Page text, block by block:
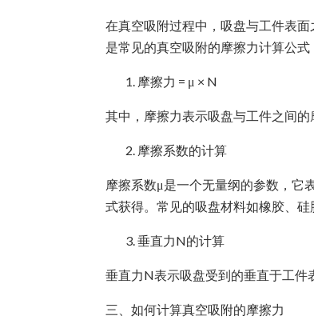
在真空吸附过程中，吸盘与工件表
是常见的真空吸附的摩擦力计算公式
摩擦力 = μ × N
其中，摩擦力表示吸盘与工件之间
摩擦系数的计算
摩擦系数μ是一个无量纲的参数，它
式获得。常见的吸盘材料如橡胶、硅
垂直力N的计算
垂直力N表示吸盘受到的垂直于工件
三、如何计算真空吸附的摩擦力